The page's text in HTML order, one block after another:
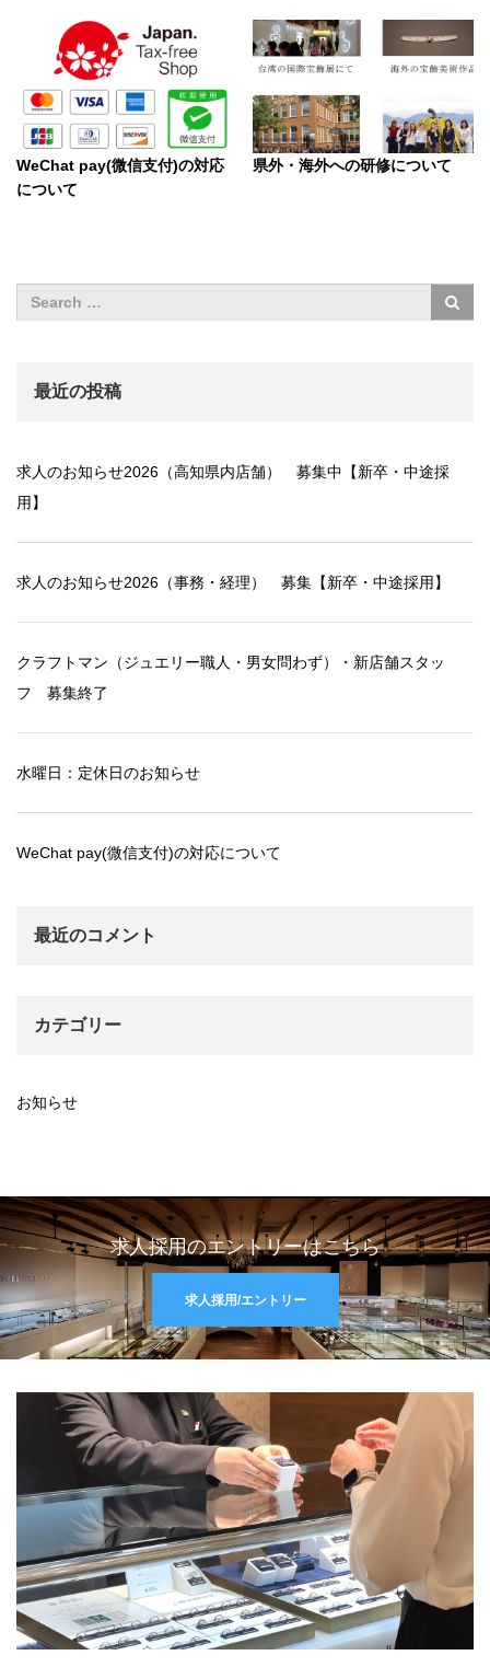
WeChat pay(微信支付)の対応
について
県外・海外への研修について
最近の投稿
求人のお知らせ2026（高知県内店舗） 募集中【新卒・中途採
用】
求人のお知らせ2026（事務・経理） 募集【新卒・中途採用】
クラフトマン（ジュエリー職人・男女問わず）・新店舗スタッ
フ 募集終了
水曜日：定休日のお知らせ
WeChat pay(微信支付)の対応について
最近のコメント
カテゴリー
お知らせ
求人採用のエントリーはこちら
求人採用/エントリー